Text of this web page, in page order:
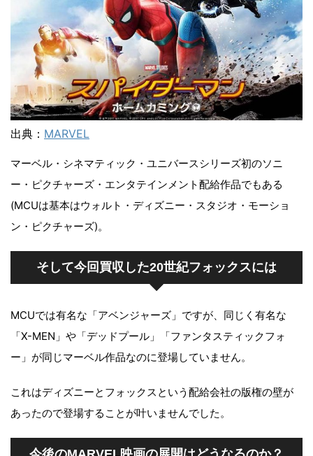
出典： MARVEL
マーベル・シネマティック・ユニバースシリーズ初のソニ
ー・ピクチャーズ・エンタテインメント配給作品でもある
(MCUは基本はウォルト・ディズニー・スタジオ・モーショ
ン・ピクチャーズ)。
そして今回買収した20世紀フォックスには
MCUでは有名な「アベンジャーズ」ですが、同じく有名な
「X-MEN」や「デッドプール」「ファンタスティックフォ
ー」が同じマーベル作品なのに登場していません。
これはディズニーとフォックスという配給会社の版権の壁が
あったので登場することが叶いませんでした。